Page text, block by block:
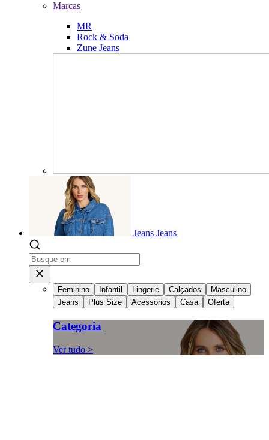
Marcas
MR
Rock & Soda
Zune Jeans
Jeans Jeans
Feminino Infantil Lingerie Calçados
Masculino
Jeans
Plus Size Acessórios Casa Oferta
Categoria
Ver tudo >